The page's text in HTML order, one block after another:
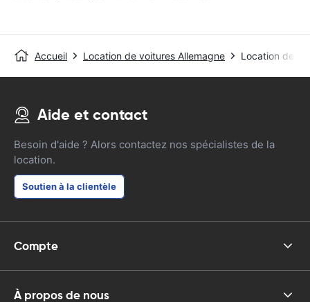
Accueil Location de voitures Allemagne Location de
Aide et contact
Besoin d'aide ? Alors contactez nos spécialistes de la
location.
Soutien à la clientèle
Compte
À propos de nous